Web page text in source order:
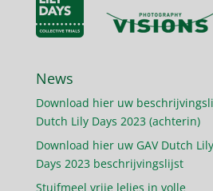
News
Download hier uw
Dutch Lily Days 2023 (achterin)
Download hier uw GAV Dutch Lily
Days 2023 beschrijvingslijst
Stuifmeel vrije lelies in volle